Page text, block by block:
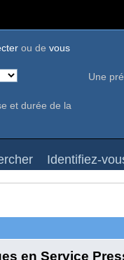
ou de vous
et durée de la
Une
Identifiez-
en Service